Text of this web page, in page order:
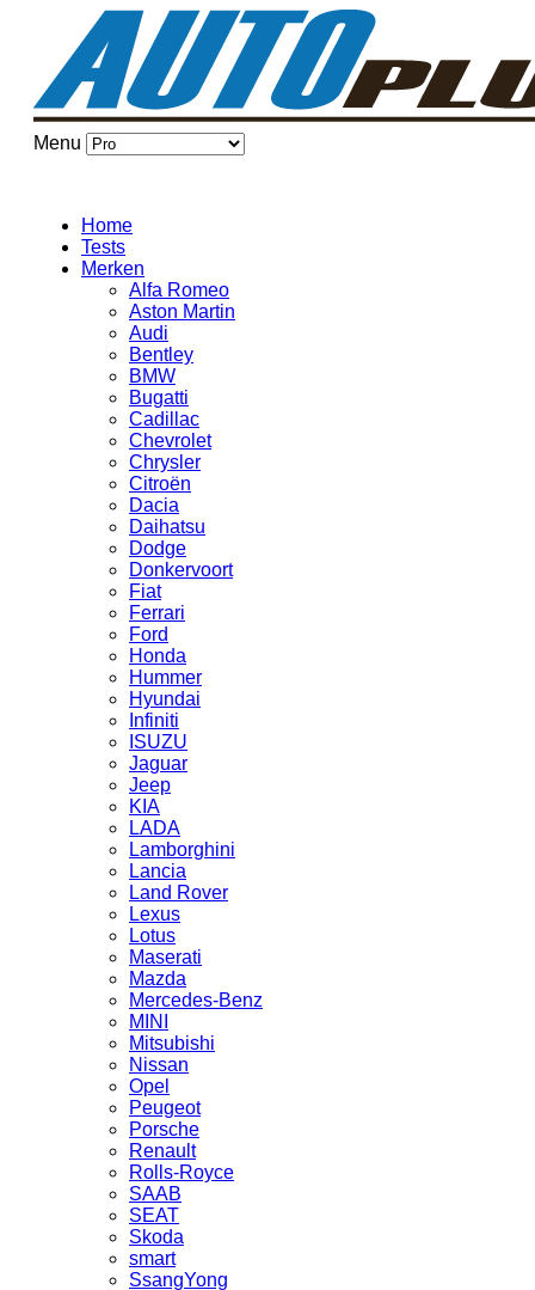
Menu
Home
Tests
Merken
Alfa Romeo
Aston Martin
Audi
Bentley
BMW
Bugatti
Cadillac
Chevrolet
Chrysler
Citroën
Dacia
Daihatsu
Dodge
Donkervoort
Fiat
Ferrari
Ford
Honda
Hummer
Hyundai
Infiniti
ISUZU
Jaguar
Jeep
KIA
LADA
Lamborghini
Lancia
Land Rover
Lexus
Lotus
Maserati
Mazda
Mercedes-Benz
MINI
Mitsubishi
Nissan
Opel
Peugeot
Porsche
Renault
Rolls-Royce
SAAB
SEAT
Skoda
smart
SsangYong